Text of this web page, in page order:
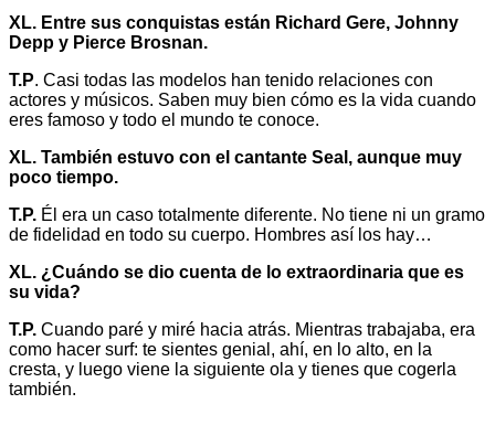
XL. Entre sus conquistas están Richard Gere, Johnny
Depp y Pierce Brosnan.
T.P. Casi todas las modelos han tenido relaciones con
actores y músicos. Saben muy bien cómo es la vida cuando
eres famoso y todo el mundo te conoce.
XL. También estuvo con el cantante Seal, aunque muy
poco tiempo.
T.P. Él era un caso totalmente diferente. No tiene ni un gramo
de fidelidad en todo su cuerpo. Hombres así los hay…
XL. ¿Cuándo se dio cuenta de lo extraordinaria que es
su vida?
T.P. Cuando paré y miré hacia atrás. Mientras trabajaba, era
como hacer surf: te sientes genial, ahí, en lo alto, en la
cresta, y luego viene la siguiente ola y tienes que cogerla
también.